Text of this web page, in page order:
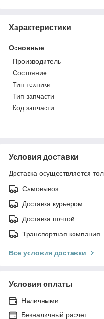
Характеристики
Основные
Производитель
Состояние
Тип техники
Тип запчасти
Код запчасти
Условия доставки
Доставка осуществляется
Самовывоз
Доставка курьером
Доставка почтой
Транспортная компания
Все условия доставки
Условия оплаты
Наличными
Безналичный расчет